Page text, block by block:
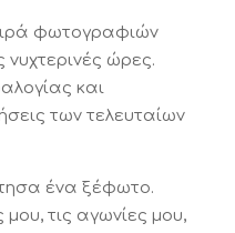
φωτογραφιών
νυχτερινές ώρες.
και
των τελευταίων
ένα ξέφωτο.
τις αγωνίες μου,